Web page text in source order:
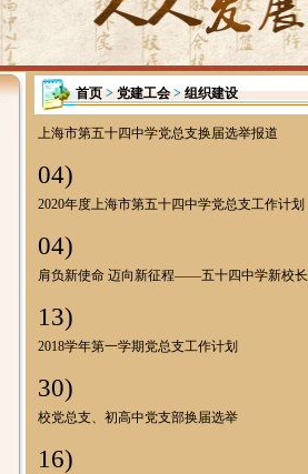
首页>党建工会>组织建设
上海市第五十四中学党总支换届选举报道
04)
2020年度上海市第五十四中学党总支工作计划
04)
肩负新使命 迈向新征程——五十四中学新校
13)
2018学年第一学期党总支工作计划
30)
校党总支、初高中党支部换届选举
16)